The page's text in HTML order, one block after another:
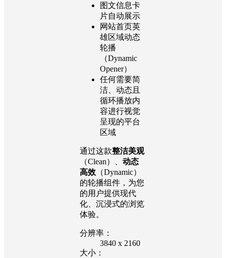
图文信息卡
片自动展示
网站首页英
雄区域动态
轮播
（Dynamic
Opener）
任何需要简
洁、动态且
循环播放内
容进行视觉
呈现的平台
区域
通过这款整洁美观
（Clean）、 动态
高效 （Dynamic）
的轮播组件，为您
的用户提供现代
化、沉浸式的浏览
体验。
分辨率：
3840 x 2160
大小：